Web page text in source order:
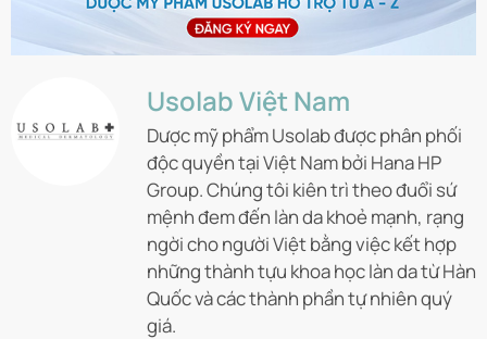
Usolab Việt Nam
Dược mỹ phẩm Usolab được phân phối
độc quyền tại Việt Nam bởi Hana HP
Group. Chúng tôi kiên trì theo đuổi sứ
mệnh đem đến làn da khoẻ mạnh, rạng
ngời cho người Việt bằng việc kết hợp
những thành tựu khoa học làn da từ Hàn
Quốc và các thành phần tự nhiên quý
giá.